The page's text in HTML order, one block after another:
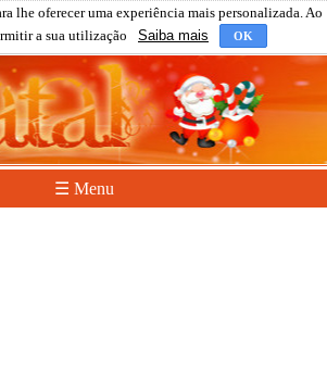
lhe oferecer uma experiência mais personalizada. Ao
a sua utilização
Saiba mais OK
☰ Menu